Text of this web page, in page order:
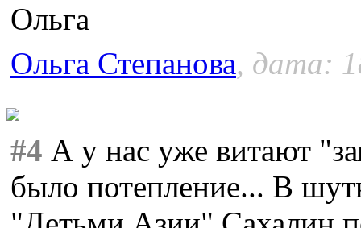
Ольга
Ольга Степанова, дата:
#4 А у нас уже витают
было потепление... В